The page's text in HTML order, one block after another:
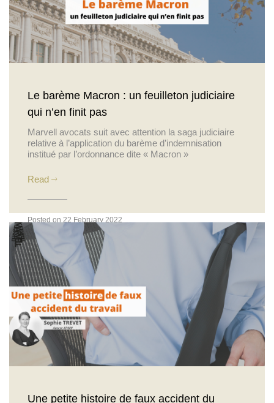
Le barème Macron : un feuilleton judiciaire
qui n’en finit pas
Marvell avocats suit avec attention la saga judiciaire
relative à l’application du barème d’indemnisation
institué par l’ordonnance dite « Macron »
Read
Posted on 22 February 2022
Actualités
Une petite histoire de faux accident du